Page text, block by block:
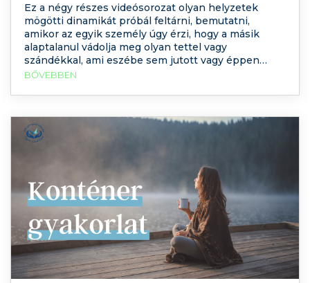
Ez a négy részes videósorozat olyan helyzetek
mögötti dinamikát próbál feltárni, bemutatni,
amikor az egyik személy úgy érzi, hogy a másik
alaptalanul vádolja meg olyan tettel vagy
szándékkal, ami eszébe sem jutott vagy éppen
érthetetlen módon támad rá és megalázó módon
Alfának, a másik személyt (aki értetlenül,
BŐVEBBEN